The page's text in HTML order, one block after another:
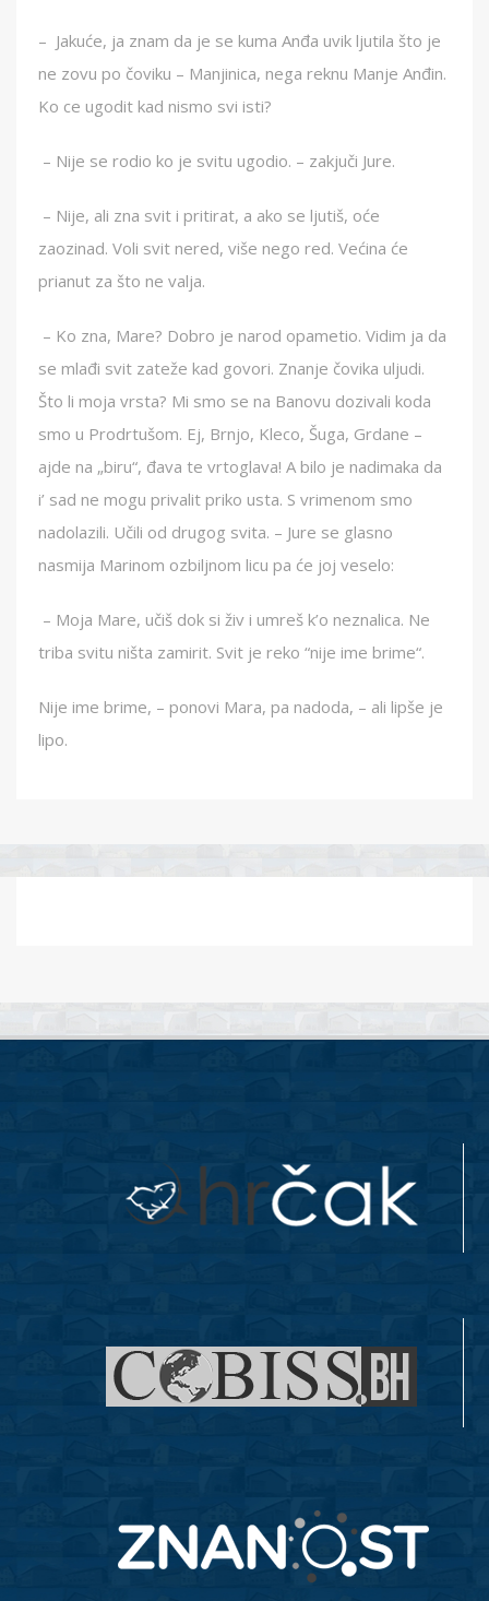
– Jakuće, ja znam da je se kuma Anđa uvik ljutila što je
ne zovu po čoviku – Manjinica, nega reknu Manje Anđin.
Ko ce ugodit kad nismo svi isti?
– Nije se rodio ko je svitu ugodio. – zakjuči Jure.
– Nije, ali zna svit i pritirat, a ako se ljutiš, oće
zaozinad. Voli svit nered, više nego red. Većina će
prianut za što ne valja.
– Ko zna, Mare? Dobro je narod opametio. Vidim ja da
se mlađi svit zateže kad govori. Znanje čovika uljudi.
Što li moja vrsta? Mi smo se na Banovu dozivali koda
smo u Prodrtušom. Ej, Brnjo, Kleco, Šuga, Grdane –
ajde na „biru“, đava te vrtoglava! A bilo je nadimaka da
i’ sad ne mogu privalit priko usta. S vrimenom smo
nadolazili. Učili od drugog svita. – Jure se glasno
nasmija Marinom ozbiljnom licu pa će joj veselo:
– Moja Mare, učiš dok si živ i umreš k’o neznalica. Ne
triba svitu ništa zamirit. Svit je reko “nije ime brime“.
Nije ime brime, – ponovi Mara, pa nadoda, – ali lipše je
lipo.